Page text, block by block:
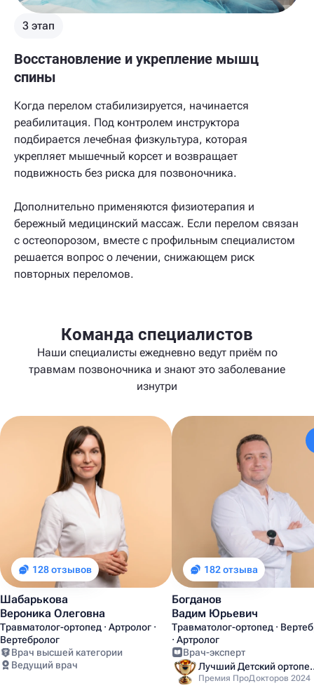
3 этап
Восстановление и укрепление мышц
спины
Когда перелом стабилизируется, начинается
реабилитация. Под контролем инструктора
подбирается лечебная физкультура, которая
укрепляет мышечный корсет и возвращает
подвижность без риска для позвоночника.
Дополнительно применяются физиотерапия и
бережный медицинский массаж. Если перелом связан
с остеопорозом, вместе с профильным специалистом
решается вопрос о лечении, снижающем риск
повторных переломов.
Команда специалистов
Наши специалисты ежедневно ведут приём по
травмам позвоночника и знают это заболевание
изнутри
128 отзывов
Шабарькова
Вероника Олеговна
Травматолог-ортопед · Артролог ·
Вертебролог
Врач высшей категории
Ведущий врач
182 отзыва
Богданов
Вадим Юрьевич
Травматолог-ортопед ·
· Артролог
Врач-эксперт
Лучший
Премия ПроДокторов 2024